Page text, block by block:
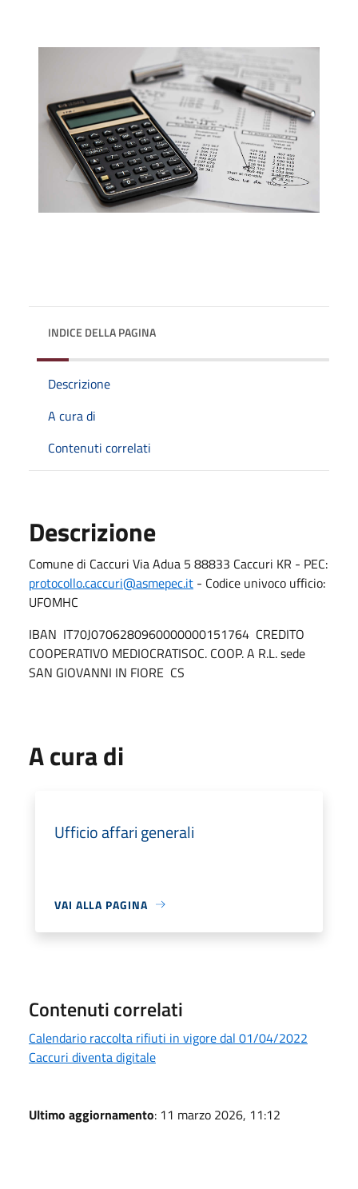
INDICE DELLA PAGINA
Descrizione
A cura di
Contenuti correlati
Descrizione
Comune di Caccuri Via Adua 5 88833 Caccuri KR - PEC:
protocollo.caccuri@asmepec.it - Codice univoco ufficio:
UFOMHC
IBAN IT70J0706280960000000151764 CREDITO
COOPERATIVO MEDIOCRATISOC. COOP. A R.L. sede
SAN GIOVANNI IN FIORE CS
A cura di
Ufficio affari generali
VAI ALLA PAGINA
Contenuti correlati
Calendario raccolta rifiuti in vigore dal 01/04/2022
Caccuri diventa digitale
Ultimo aggiornamento: 11 marzo 2026, 11:12